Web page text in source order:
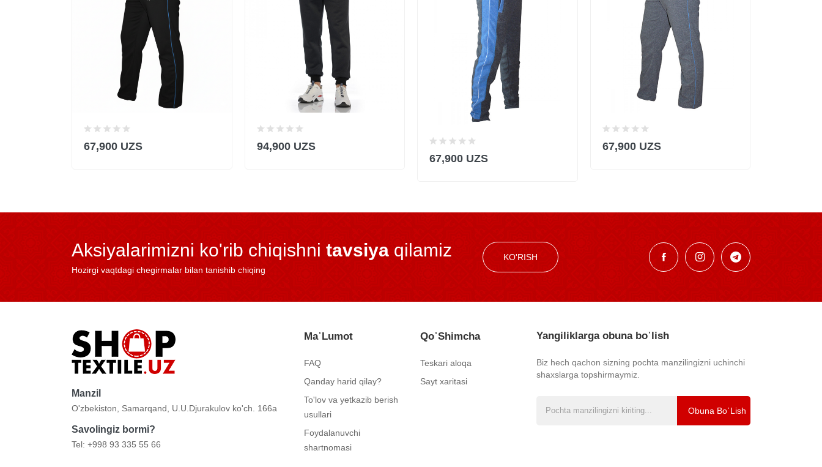
67,900 UZS 94,900 UZS
67,900 UZS
67,900 UZS
Aksiyalarimizni ko'rib chiqishni tavsiya qilamiz
Hozirgi vaqtdagi chegirmalar bilan tanishib chiqing
KO'RISH
Manzil
O'zbekiston, Samarqand, U.U.Djurakulov ko'ch. 166a
Savolingiz bormi?
Tel: +998 93 335 55 66
Ma᾿lumot
FAQ
Qanday harid qilay?
To'lov va yetkazib berish
usullari
Foydalanuvchi
shartnomasi
Qo᾿shimcha
Teskari aloqa
Sayt xaritasi
Yangiliklarga obuna bo᾿lish
Biz hech qachon sizning pochta manzilingizni uchinchi
shaxslarga topshirmaymiz.
Obuna Bo᾿lish